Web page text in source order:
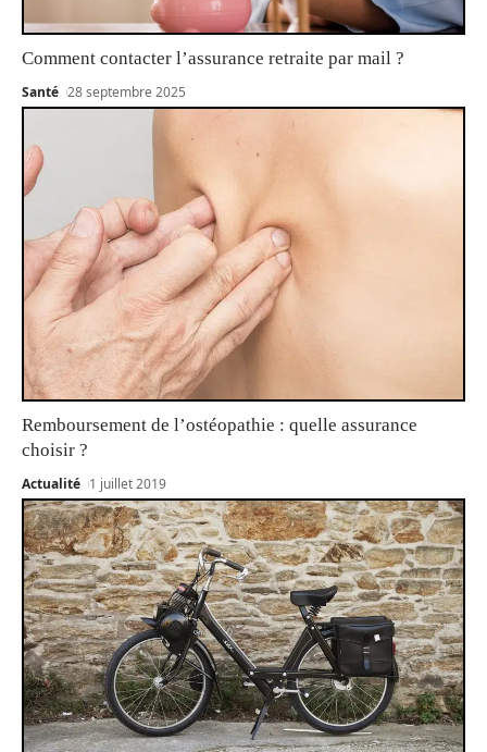
Comment contacter l’assurance retraite par mail ?
Santé 28 septembre 2025
Remboursement de l’ostéopathie : quelle assurance
choisir ?
Actualité 1 juillet 2019